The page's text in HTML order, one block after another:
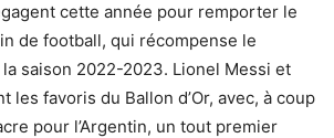
cette année pour remporter le
de football, qui récompense le
saison 2022-2023. Lionel Messi et
les favoris du Ballon d’Or, avec, à coup
pour l’Argentin, un tout premier